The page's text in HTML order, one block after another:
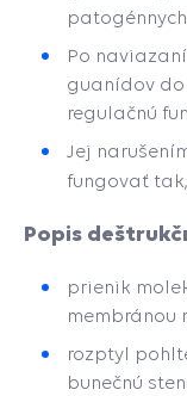
Po
guanídov
regulačnú
Jej
fungovať
Popis
prienik
membránou
rozptyl
bunečnú